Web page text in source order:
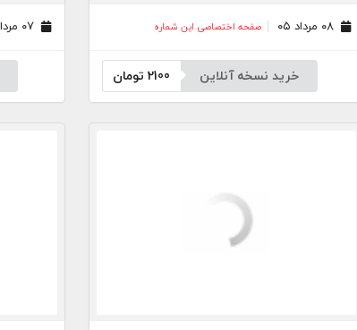
صفحه اختصاصی این شماره
خرید نسخه آنلاین 2100تومان